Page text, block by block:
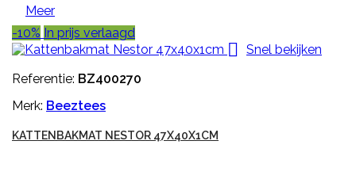
Meer
-10% In prijs verlaagd

Snel bekijken
Referentie: BZ400270
Merk: Beeztees
KATTENBAKMAT NESTOR 47X40X1CM